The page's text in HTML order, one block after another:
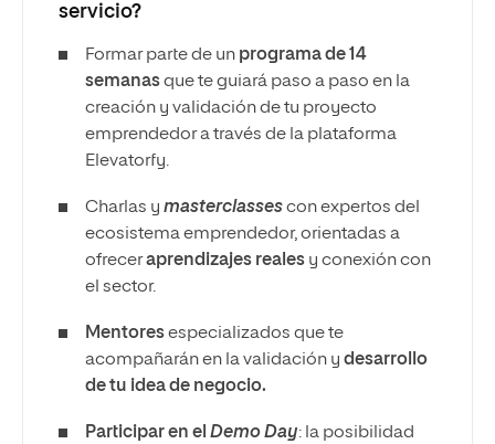
servicio?
Formar parte de un programa de 14
semanasque te guiará paso a paso en la
creación y validación de tu proyecto
emprendedor a través de la plataforma
Elevatorfy.
Charlas y masterclassescon expertos del
ecosistema emprendedor, orientadas a
ofreceraprendizajes reales y conexión con
el sector.
Mentoresespecializados que te
acompañarán en la validación y desarrollo
de tu idea de negocio.
Participar en el Demo Day: la posibilidad